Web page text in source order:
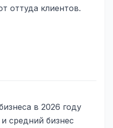
сайта
оттуда клиентов.
в 2026 году
средний бизнес